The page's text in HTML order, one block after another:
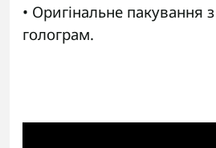
• Оригінальне пакування
голограм.